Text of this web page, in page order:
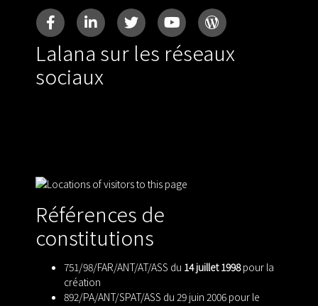
Lalana sur les réseaux
sociaux
Références de
constitutions
751/98/FAR/ANT/AT/ASS du 14 juillet 1998pour la
création
892/PA/ANT/SPAT/ASS du 29 juin 2006 pour le